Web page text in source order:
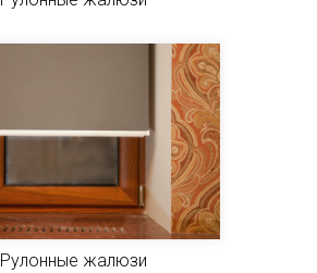
Рулонные жалюзи